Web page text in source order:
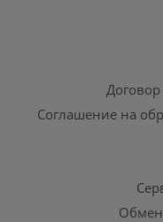
Соглашение на
Обмен